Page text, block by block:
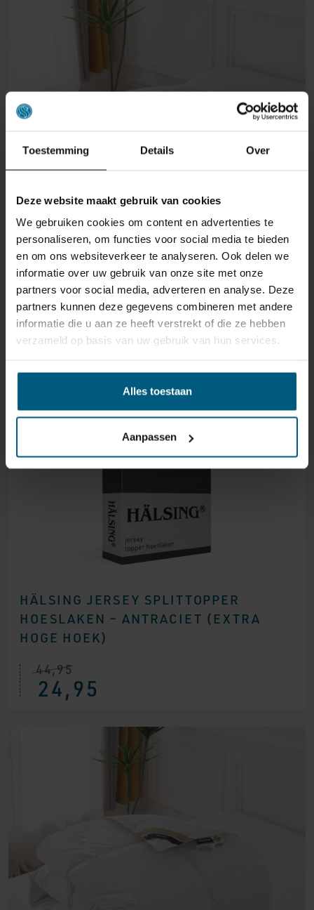
Toestemming Details Over
Deze website maakt gebruik van cookies
We gebruiken cookies om content en advertenties te
personaliseren, om functies voor social media te bieden
en om ons websiteverkeer te analyseren. Ook delen we
informatie over uw gebruik van onze site met onze
partners voor social media, adverteren en analyse. Deze
partners kunnen deze gegevens combineren met andere
informatie die u aan ze heeft verstrekt of die ze hebben
verzameld op basis van uw gebruik van hun services.
Alles toestaan
Aanpassen
DEKBED HÄLSING SILVER 90% DONS 4
SEIZOENEN
249,95
HÄLSING JERSEY SPLITTOPPER
HOESLAKEN – ANTRACIET (EXTRA
HOGE HOEK)
44,95
24,95